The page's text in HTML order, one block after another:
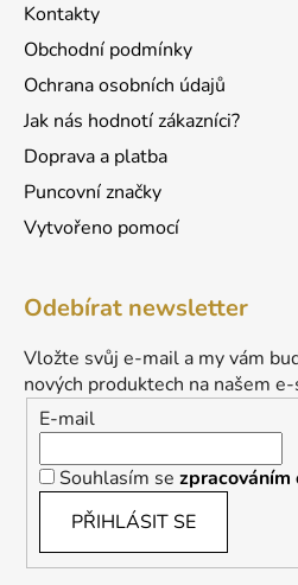
Kontakty
Obchodní podmínky
Ochrana osobních údajů
Jak nás hodnotí zákazníci?
Doprava a platba
Puncovní značky
Vytvořeno pomocí
Odebírat newsletter
Vložte svůj e-mail a my vám
nových produktech na našem
E-mail
Souhlasím se zpracováním
PŘIHLÁSIT SE